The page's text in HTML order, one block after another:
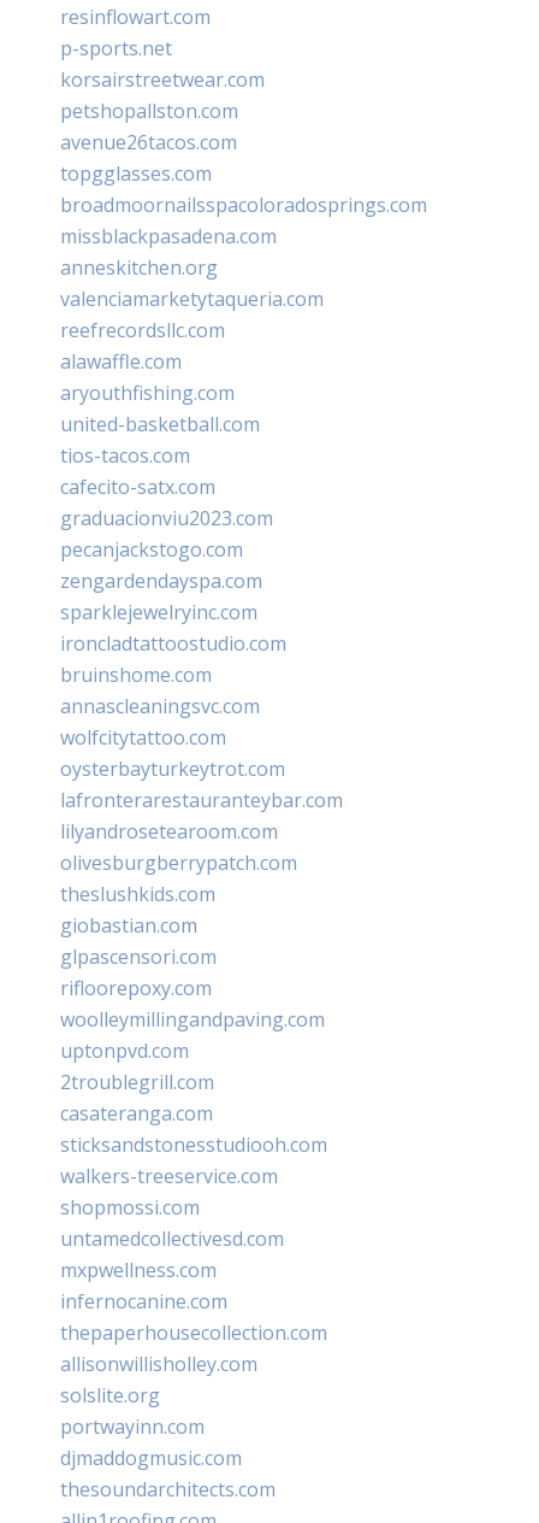
resinflowart.com
p-sports.net
korsairstreetwear.com
petshopallston.com
avenue26tacos.com
topgglasses.com
broadmoornailsspacoloradosprings.com
missblackpasadena.com
anneskitchen.org
valenciamarketytaqueria.com
reefrecordsllc.com
alawaffle.com
aryouthfishing.com
united-basketball.com
tios-tacos.com
cafecito-satx.com
graduacionviu2023.com
pecanjackstogo.com
zengardendayspa.com
sparklejewelryinc.com
ironcladtattoostudio.com
bruinshome.com
annascleaningsvc.com
wolfcitytattoo.com
oysterbayturkeytrot.com
lafronterarestauranteybar.com
lilyandrosetearoom.com
olivesburgberrypatch.com
theslushkids.com
giobastian.com
glpascensori.com
rifloorepoxy.com
woolleymillingandpaving.com
uptonpvd.com
2troublegrill.com
casateranga.com
sticksandstonesstudiooh.com
walkers-treeservice.com
shopmossi.com
untamedcollectivesd.com
mxpwellness.com
infernocanine.com
thepaperhousecollection.com
allisonwillisholley.com
solslite.org
portwayinn.com
djmaddogmusic.com
thesoundarchitects.com